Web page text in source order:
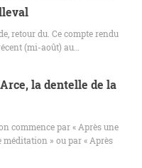
retour du. Ce compte rendu
(mi-août) au…
la dentelle de la
commence par « Après une
méditation » ou par « Après